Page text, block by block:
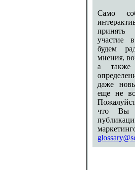
Само
принять
участие
будем
мнения,
а также
даже
еще не
что Вы